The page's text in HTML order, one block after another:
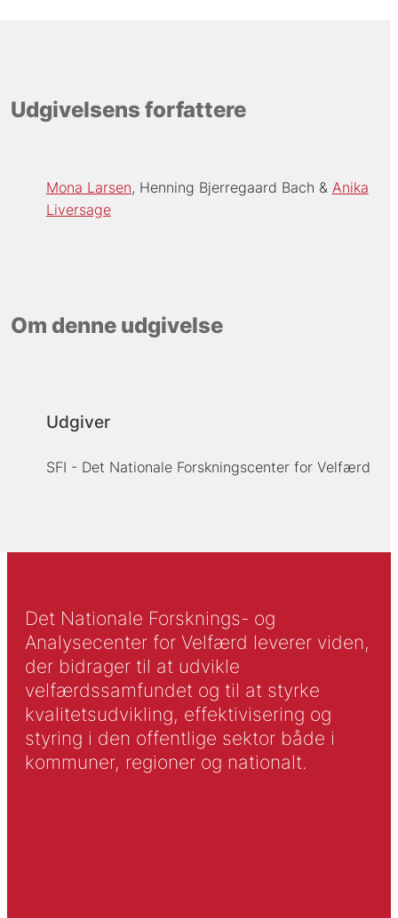
Udgivelsens forfattere
Mona Larsen Henning Bjerregaard Bach
Anika
Liversage
Om denne udgivelse
Udgiver
SFI - Det Nationale Forskningscenter for Velfærd
Det Nationale Forsknings- og
Analysecenter for Velfærd leverer viden,
der bidrager til at udvikle
velfærdssamfundet og til at styrke
kvalitetsudvikling, effektivisering og
styring i den offentlige sektor både i
kommuner, regioner og nationalt.